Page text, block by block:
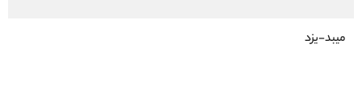
ميبد-يزد